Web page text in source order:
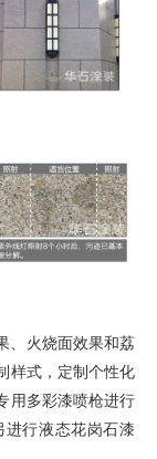
、火烧面效果和荔
样式，定制个性化
用多彩漆喷枪进行
进行液态花岗石漆